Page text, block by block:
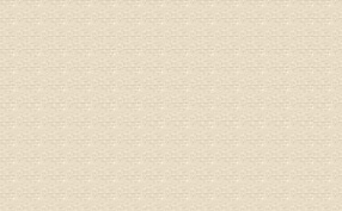
病情描
专家回
先需要
同时，
突出的